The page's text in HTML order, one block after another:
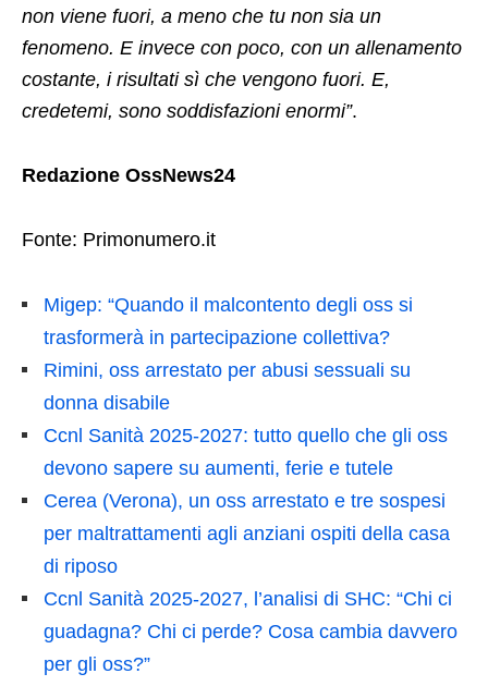
non viene fuori, a meno che tu non sia un
fenomeno. E invece con poco, con un allenamento
costante, i risultati sì che vengono fuori. E,
credetemi, sono soddisfazioni enormi”.
Redazione OssNews24
Fonte: Primonumero.it
Migep: “Quando il malcontento degli oss si
trasformerà in partecipazione collettiva?
Rimini, oss arrestato per abusi sessuali su
donna disabile
Ccnl Sanità 2025-2027: tutto quello che gli oss
devono sapere su aumenti, ferie e tutele
Cerea (Verona), un oss arrestato e tre sospesi
per maltrattamenti agli anziani ospiti della casa
di riposo
Ccnl Sanità 2025-2027, l’analisi di SHC: “Chi ci
guadagna? Chi ci perde? Cosa cambia davvero
per gli oss?”